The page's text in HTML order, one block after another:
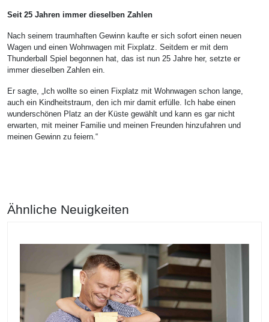
Seit 25 Jahren immer dieselben Zahlen
Nach seinem traumhaften Gewinn kaufte er sich sofort einen neuen
Wagen und einen Wohnwagen mit Fixplatz. Seitdem er mit dem
Thunderball Spiel begonnen hat, das ist nun 25 Jahre her, setzte er
immer dieselben Zahlen ein.
Er sagte, „Ich wollte so einen Fixplatz mit Wohnwagen schon lange,
auch ein Kindheitstraum, den ich mir damit erfülle. Ich habe einen
wunderschönen Platz an der Küste gewählt und kann es gar nicht
erwarten, mit meiner Familie und meinen Freunden hinzufahren und
meinen Gewinn zu feiern.“
Ähnliche Neuigkeiten